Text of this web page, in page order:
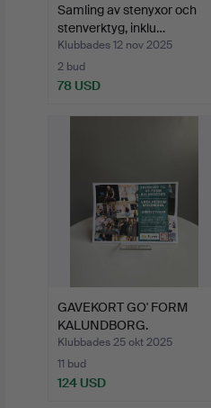
Samling av stenyxor och
stenverktyg, inklu…
Klubbades 12 nov 2025
2 bud
78 USD
GAVEKORT GO' FORM
KALUNDBORG.
Välgörenhets…
Klubbades 25 okt 2025
11 bud
124 USD